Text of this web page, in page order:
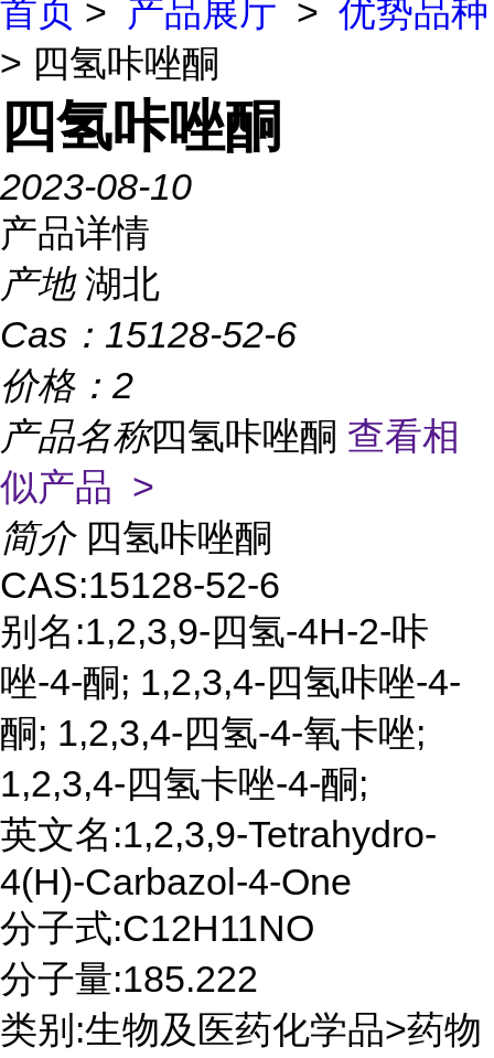
首页 > 产品展厅 > 优势品种
> 四氢咔唑酮
四氢咔唑酮
2023-08-10
产品详情
产地 湖北
Cas： 15128-52-6
价格： 2
产品名称四氢咔唑酮 查看相
似产品 >
简介 四氢咔唑酮
CAS:15128-52-6
别名:1,2,3,9-四氢-4H-2-咔
唑-4-酮; 1,2,3,4-四氢咔唑-4-
酮; 1,2,3,4-四氢-4-氧卡唑;
1,2,3,4-四氢卡唑-4-酮;
英文名:1,2,3,9-Tetrahydro-
4(H)-Carbazol-4-One
分子式:C12H11NO
分子量:185.222
类别:生物及医药化学品>药物